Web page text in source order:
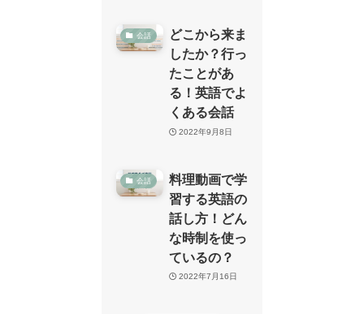
会話
どこから来ま
したか？行っ
たことがあ
る！英語でよ
くある会話
2022年9月8日
会話
料理動画で学
習する英語の
話し方！どん
な時制を使っ
ているの？
2022年7月16日